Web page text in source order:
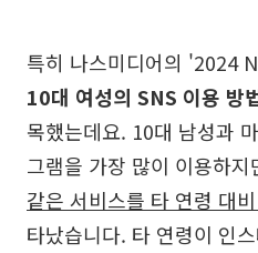
특히 나스미디어의 '2024
10대 여성의 SNS 이용 방
목했는데요. 10대 남성과
그램을 가장 많이 이용하지
같은 서비스를 타 연령 대
타났습니다. 타 연령이 인